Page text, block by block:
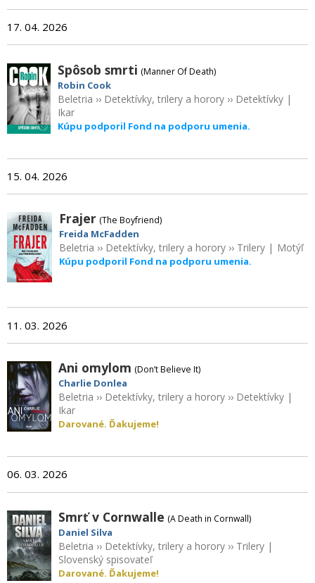
17. 04. 2026
Spôsob smrti (Manner Of Death)
Robin Cook
Beletria ›› Detektívky, trilery a horory ›› Detektívky |
Ikar
Kúpu podporil Fond na podporu umenia.
15. 04. 2026
Frajer (The Boyfriend)
Freida McFadden
Beletria ›› Detektívky, trilery a horory ›› Trilery | Motýľ
Kúpu podporil Fond na podporu umenia.
11. 03. 2026
Ani omylom (Don’t Believe It)
Charlie Donlea
Beletria ›› Detektívky, trilery a horory›› Detektívky|
Ikar
Darované. Ďakujeme!
06. 03. 2026
Smrť v Cornwalle (A Death in Cornwall)
Daniel Silva
Beletria ›› Detektívky, trilery a horory›› Trilery|
Slovenský spisovateľ
Darované. Ďakujeme!